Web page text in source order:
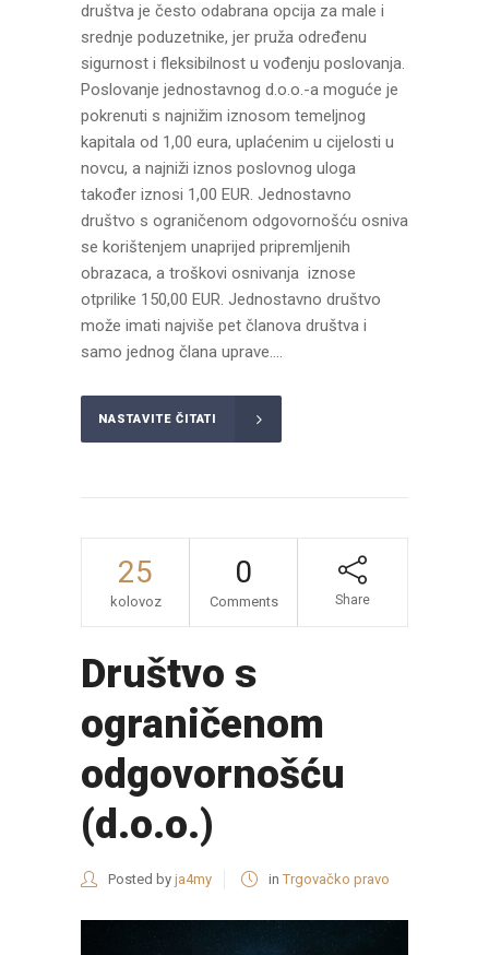
društva je često odabrana opcija za male i
srednje poduzetnike, jer pruža određenu
sigurnost i fleksibilnost u vođenju poslovanja.
Poslovanje jednostavnog d.o.o.-a moguće je
pokrenuti s najnižim iznosom temeljnog
kapitala od 1,00 eura, uplaćenim u cijelosti u
novcu, a najniži iznos poslovnog uloga
također iznosi 1,00 EUR. Jednostavno
društvo s ograničenom odgovornošću osniva
se korištenjem unaprijed pripremljenih
obrazaca, a troškovi osnivanja iznose
otprilike 150,00 EUR. Jednostavno društvo
može imati najviše pet članova društva i
samo jednog člana uprave....
NASTAVITE ČITATI
25
kolovoz
0
Comments Share
Društvo s
ograničenom
odgovornošću
(d.o.o.)
Posted by ja4my in Trgovačko pravo